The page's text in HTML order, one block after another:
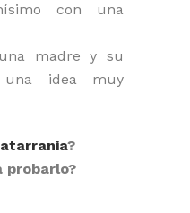
con una
madre y su
idea muy
?
probarlo?